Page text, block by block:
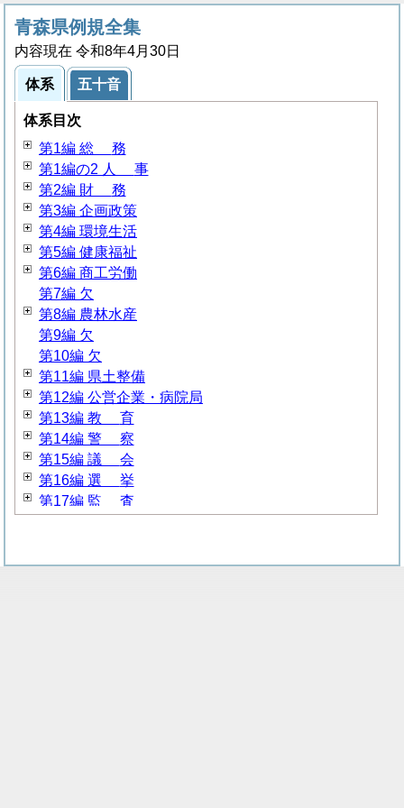
青森県例規全集
内容現在 令和8年4月30日
体系 五十音
体系目次
第1編 総 務
第1編の2 人 事
第2編 財 務
第3編 企画政策
第4編 環境生活
第5編 健康福祉
第6編 商工労働
第7編 欠
第8編 農林水産
第9編 欠
第10編 欠
第11編 県土整備
第12編 公営企業・病院局
第13編 教 育
第14編 警 察
第15編 議 会
第16編 選 挙
第17編 監 査